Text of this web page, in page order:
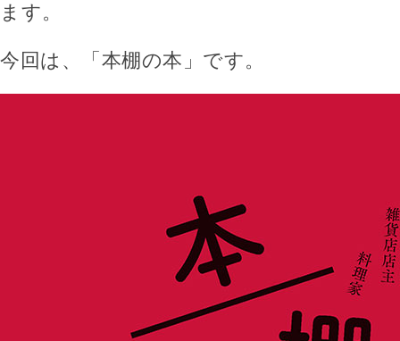
ます。
今回は、「本棚の本」です。